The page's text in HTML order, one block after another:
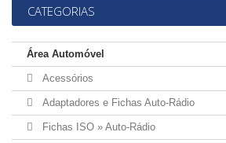
CATEGORIAS
Área Automóvel
Acessórios
Adaptadores e Fichas Auto-Rádio
Fichas ISO » Auto-Rádio